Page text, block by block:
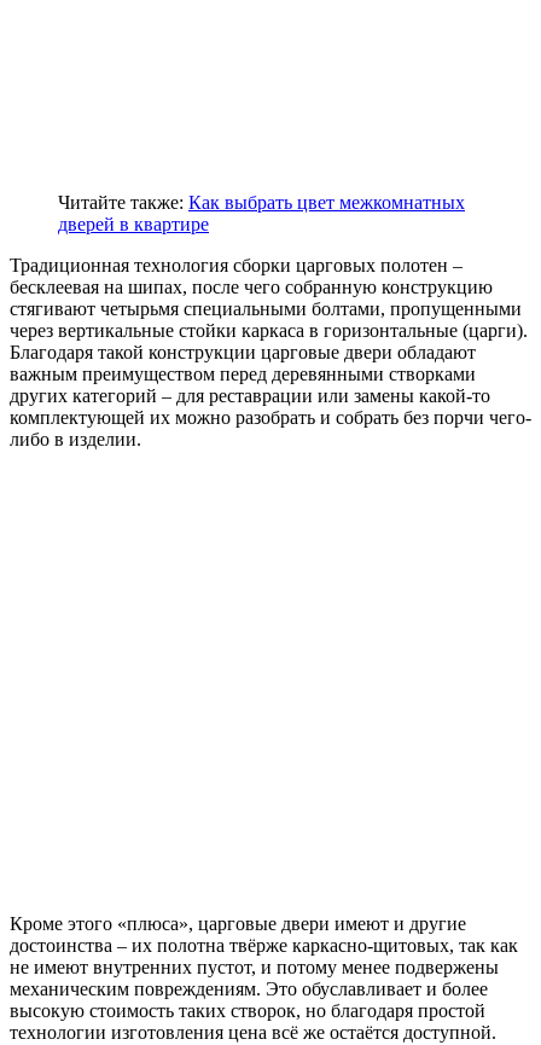
Читайте также: Как выбрать цвет межкомнатных
дверей в квартире
Традиционная технология сборки царговых полотен –
бесклеевая на шипах, после чего собранную конструкцию
стягивают четырьмя специальными болтами, пропущенными
через вертикальные стойки каркаса в горизонтальные (царги).
Благодаря такой конструкции царговые двери обладают
важным преимуществом перед деревянными створками
других категорий – для реставрации или замены какой-то
комплектующей их можно разобрать и собрать без порчи чего-
либо в изделии.
Кроме этого «плюса», царговые двери имеют и другие
достоинства – их полотна твёрже каркасно-щитовых, так как
не имеют внутренних пустот, и потому менее подвержены
механическим повреждениям. Это обуславливает и более
высокую стоимость таких створок, но благодаря простой
технологии изготовления цена всё же остаётся доступной.